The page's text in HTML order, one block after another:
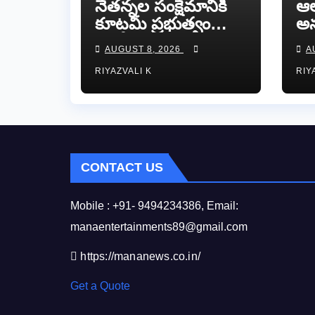
నేతన్నల సంక్షేమానికి
కూటమి ప్రభుత్వం
పెద్దపీట. శ్రీ కాళహస్తి
ఎమ్మెల్యే బొజ్జల వెంకట
సుధీర్ రెడ్డి.
AUGUST 8, 2026
RIYAZVALI K
CONTACT US
Mobile : +91- 9494234386, Email:
manaentertainments89@gmail.com
https://mananews.co.in/
Get a Quote